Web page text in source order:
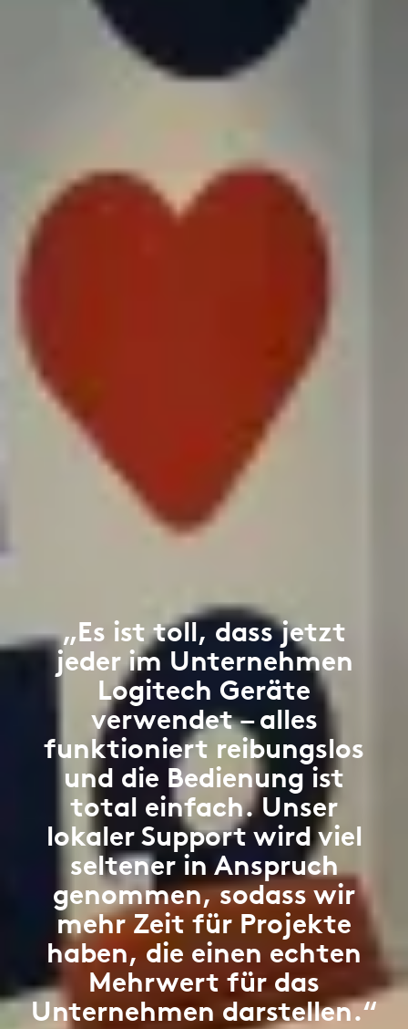
„Es ist toll, dass jetzt
jeder im Unternehmen
Logitech Geräte
verwendet – alles
funktioniert reibungslos
und die Bedienung ist
total einfach. Unser
lokaler Support wird viel
seltener in Anspruch
genommen, sodass wir
mehr Zeit für Projekte
haben, die einen echten
Mehrwert für das
Unternehmen darstellen.“